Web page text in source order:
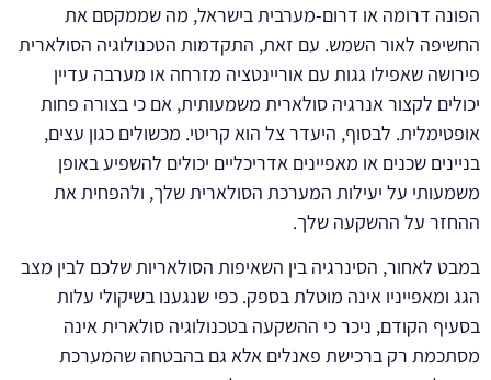
הפונה דרומה או דרום-מערבית בישראל, מה שממקסם את
החשיפה לאור השמש. עם זאת, התקדמות הטכנולוגיה הסולארית
פירושה שאפילו גגות עם אוריינטציה מזרחה או מערבה עדיין
יכולים לקצור אנרגיה סולארית משמעותית, אם כי בצורה פחות
אופטימלית. לבסוף, היעדר צל הוא קריטי. מכשולים כגון עצים,
בניינים שכנים או מאפיינים אדריכליים יכולים להשפיע באופן
משמעותי על יעילות המערכת הסולארית שלך, ולהפחית את
ההחזר על ההשקעה שלך.
במבט לאחור, הסינרגיה בין השאיפות הסולאריות שלכם לבין מצב
הגג ומאפייניו אינה מוטלת בספק. כפי שנגענו בשיקולי עלות
בסעיף הקודם, ניכר כי ההשקעה בטכנולוגיה סולארית אינה
מסתכמת רק ברכישת פאנלים אלא גם בהבטחה שהמערכת